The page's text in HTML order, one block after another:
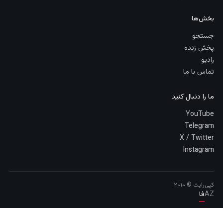
بخش‌ها
جستجو
پخش زنده
رادیو
تماس با ما
ما را دنبال کنید
YouTube
Telegram
X / Twitter
Instagram
کپی‌رایت © ۲۰۱۰
AZفا